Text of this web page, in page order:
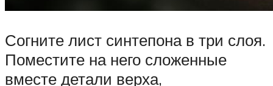
Согните лист синтепона в три слоя.
Поместите на него сложенные
вместе детали верха,